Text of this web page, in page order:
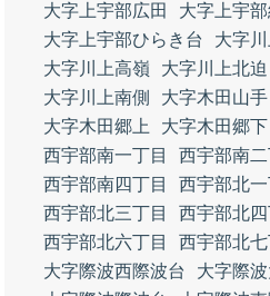
大字上宇部広田
大字上宇
大字上宇部ひらき台
大字
大字川上高嶺
大字川上北迫
大字川上南側
大字木田山手
大字木田郷上
大字木田郷下
西宇部南一丁目
西宇部南二
西宇部南四丁目
西宇部北一
西宇部北三丁目
西宇部北四
西宇部北六丁目
西宇部北七
大字際波西際波台
大字際